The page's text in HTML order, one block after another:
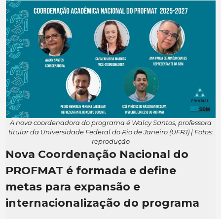
A nova coordenadora do programa é Walcy Santos, professora
titular da Universidade Federal do Rio de Janeiro (UFRJ) | Fotos:
reprodução
Nova Coordenação Nacional do
PROFMAT é formada e define
metas para expansão e
internacionalização do programa